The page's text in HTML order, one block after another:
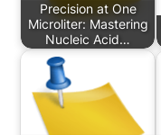
Precision at One
Microliter: Mastering
Nucleic Acid…